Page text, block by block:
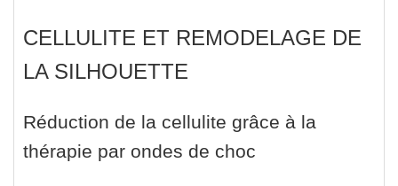
CELLULITE ET REMODELAGE DE
LA SILHOUETTE
Réduction de la cellulite grâce à la
thérapie par ondes de choc